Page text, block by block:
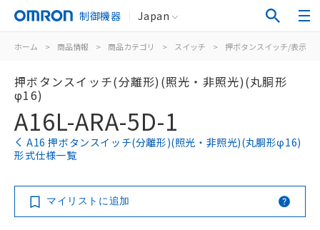
制御機器 Japan
ホーム > 商品情報 > 商品カテゴリ > スイッチ > 押ボタンスイッチ/表示灯
押ボタンスイッチ(分離形)(照光・非照光)(丸胴形
φ16)
A16L-ARA-5D-1
A16 押ボタンスイッチ(分離形)(照光・非照光)(丸胴形φ16)
形式仕様一覧
マイリストに追加